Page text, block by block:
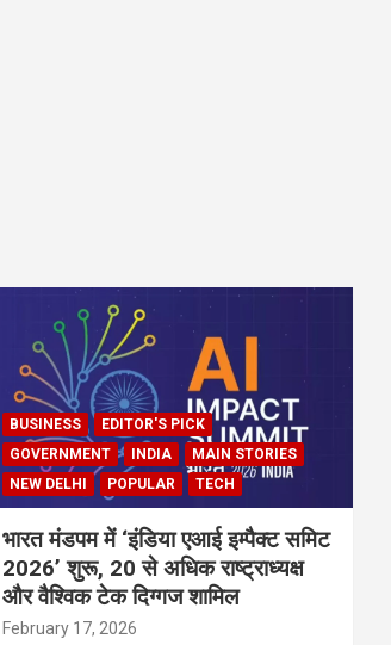
BUSINESS
EDITOR'S PICK
GOVERNMENT
INDIA
MAIN STORIES
NEW DELHI
POPULAR TECH
भारत मंडपम में ‘इंडिया एआई इम्पैक्ट समिट
2026’ शुरू, 20 से अधिक राष्ट्राध्यक्ष
और वैश्विक टेक दिग्गज शामिल
February 17, 2026